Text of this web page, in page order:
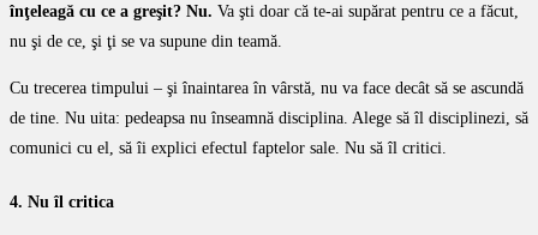
înţeleagă cu ce a greşit? Nu. Va şti doar că te-ai supărat pentru ce a făcut,
nu şi de ce, şi ţi se va supune din teamă.
Cu trecerea timpului – şi înaintarea în vârstă, nu va face decât să se ascundă
de tine. Nu uita: pedeapsa nu înseamnă disciplina. Alege să îl disciplinezi, să
comunici cu el, să îi explici efectul faptelor sale. Nu să îl critici.
4. Nu îl critica